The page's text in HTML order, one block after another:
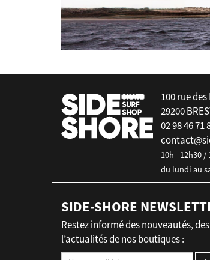
100 rue
29200
02 98 46 71
10h - 12h30 /
du lundi au
SIDE-SHORE
Restez informé des nouveautés,
l’actualités de nos boutiques :